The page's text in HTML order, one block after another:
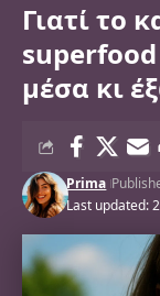
Γιατί το
superfood
μέσα κι
Last updated:
Prima